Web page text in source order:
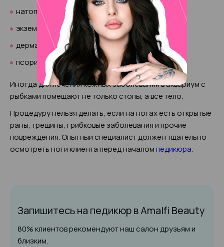
натоптышей;
экземы;
дерматита;
псориаза.
Иногда для лечения кожных заболеваний в аквариум с
рыбками помещают не только стопы, а все тело.
Процедуру нельзя делать, если на ногах есть открытые
раны, трещины, грибковые заболевания и прочие
повреждения. Опытный специалист должен тщательно
осмотреть ноги клиента перед началомпедикюра.
Запишитесь на педикюрв Amalfi Beauty
80% клиентов рекомендуют наш салон друзьям и
близким.